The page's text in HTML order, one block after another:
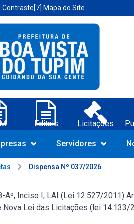
Contraste[7] Mapa do Site
Editais Licitações
Navegue pelo portal da
Servidores
Dispensa Nº 037/2026
Inciso I; LAI (Lei 12.527/2011)
Lei das Licitações (lei 14.133/